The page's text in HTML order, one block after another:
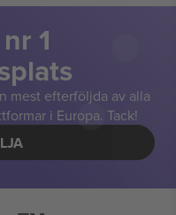
1
mest efterföljda av alla
i Europa. Tack!